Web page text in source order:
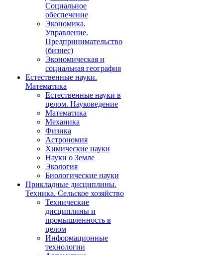
Социальное
обеспечение
Экономика.
Управление.
Предпринимательство
(бизнес)
Экономическая и
социальная география
Естественные науки.
Математика
Естественные науки в
целом. Науковедение
Математика
Механика
Физика
Астрономия
Химические науки
Науки о Земле
Экология
Биологические науки
Прикладные дисциплины.
Техника. Сельское хозяйство
Технические
дисциплины и
промышленность в
целом
Информационные
технологии